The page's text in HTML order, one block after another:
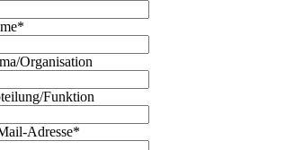
*
Organisation
Funktion
Adresse*